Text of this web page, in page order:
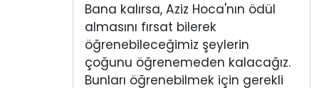
Bana kalırsa, Aziz Hoca'nın ödül
almasını fırsat bilerek
öğrenebileceğimiz şeylerin
çoğunu öğrenemeden kalacağız.
Bunları öğrenebilmek için gerekli